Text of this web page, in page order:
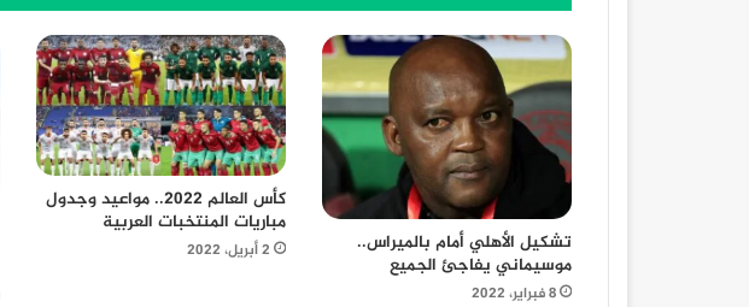
تشكيل الأهلي أمام بالميراس..
موسيماني يفاجئ الجميع
8 فبراير، 2022
كأس العالم 2022.. مواعيد وجدول
مباريات المنتخبات العربية
2 أبريل، 2022